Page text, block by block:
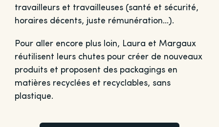
travailleurs et travailleuses (santé et sécurité,
horaires décents, juste rémunération…).
Pour aller encore plus loin, Laura et Margaux
réutilisent leurs chutes pour créer de nouveaux
produits et proposent des packagings en
matières recyclées et recyclables, sans
plastique.